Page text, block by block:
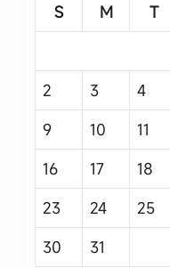
S
M T
2
3 4
9
10 11
16
17 18
23
24 25
30
31